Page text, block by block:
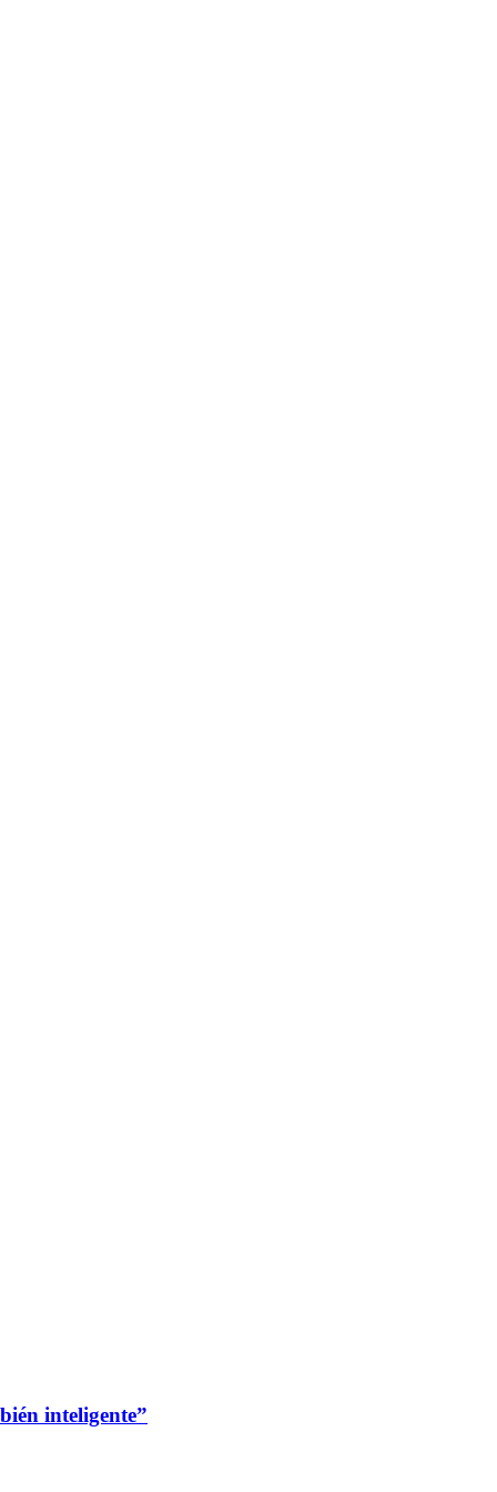
inteligente”